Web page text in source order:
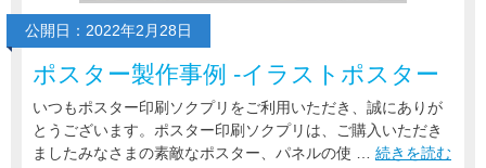
公開日：2022年2月28日
ポスター製作事例 -イラストポスター
いつもポスター印刷ソクプリをご利用いただき、誠にありが
とうございます。ポスター印刷ソクプリは、ご購入いただき
ましたみなさまの素敵なポスター、パネルの使 … 続きを読む